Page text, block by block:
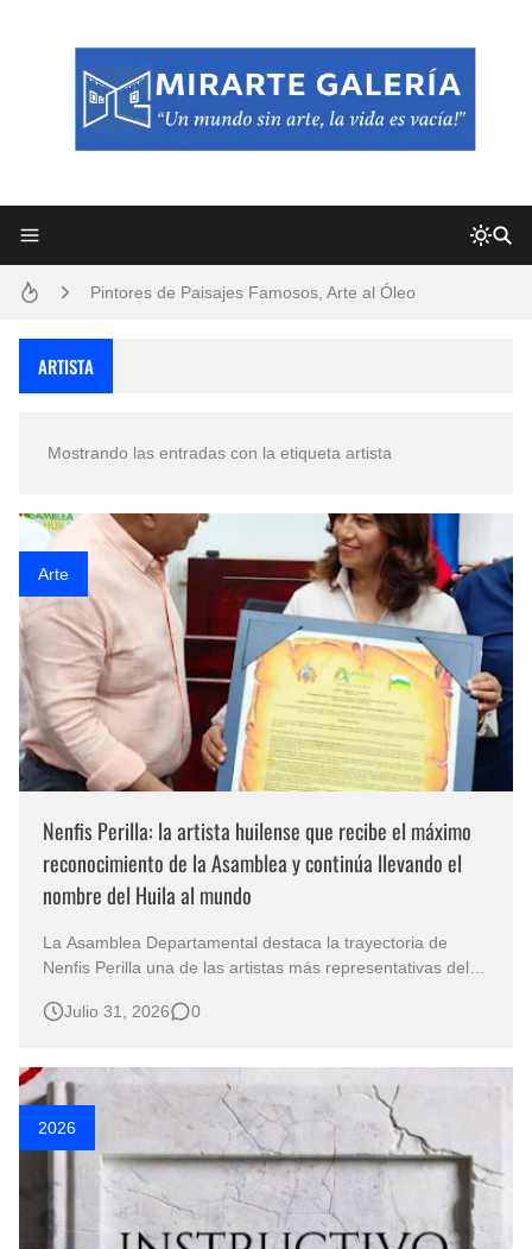
San Valentín Dibujos a Lápiz del 14 de Febrero
Fotos Artísticas de las Actrices de Hollywood Más Bellas del Mundo
Que significan los cuadros de negras africanas?
El mundo del arte en pintura surrealista
ARTISTA
Mostrando las entradas con la etiqueta artista
Arte
Nenfis Perilla: la artista huilense que recibe el máximo
reconocimiento de la Asamblea y continúa llevando el
nombre del Huila al mundo
La Asamblea Departamental destaca la trayectoria de
Nenfis Perilla una de las artistas más representativas del
también se escribe a través de sus artistas, porque son
paisaje en ob…
Julio 31, 2026 0
2026